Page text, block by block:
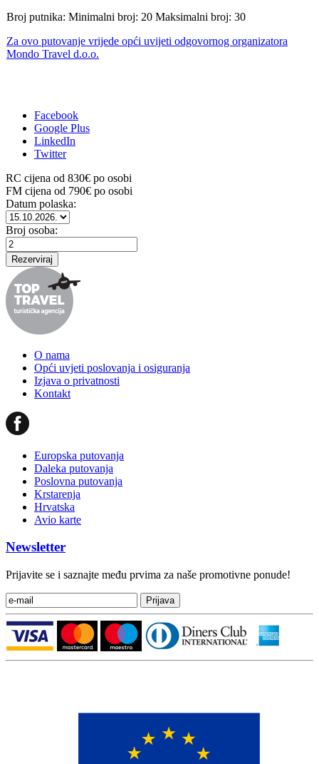
Broj putnika: Minimalni broj: 20 Maksimalni broj: 30
Za ovo putovanje vrijede opći uvijeti odgovornog organizatora
Mondo Travel d.o.o.
Facebook
Google Plus
LinkedIn
Twitter
RC cijena od 830€ po osobi
FM cijena od 790€ po osobi
Datum polaska:
Broj osoba:
O nama
Opći uvjeti poslovanja i osiguranja
Izjava o privatnosti
Kontakt
Europska putovanja
Daleka putovanja
Poslovna putovanja
Krstarenja
Hrvatska
Avio karte
Newsletter
Prijavite se i saznajte među prvima za naše promotivne ponude!